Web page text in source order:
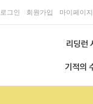
로그인 회원가입 마이페이지
리딩런
기적의